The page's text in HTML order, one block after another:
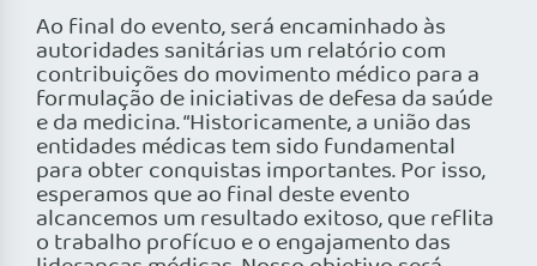
Ao final do evento, será encaminhado às
autoridades sanitárias um relatório com
contribuições do movimento médico para a
formulação de iniciativas de defesa da saúde
e da medicina. “Historicamente, a união das
entidades médicas tem sido fundamental
para obter conquistas importantes. Por isso,
esperamos que ao final deste evento
alcancemos um resultado exitoso, que reflita
o trabalho profícuo e o engajamento das